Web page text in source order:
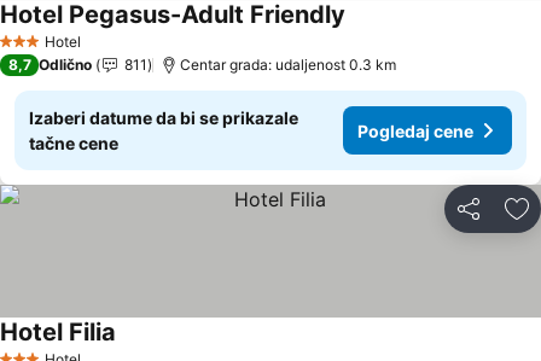
3 Zvezdice
Hotel
Hotel Pegasus-Adult Friendly
8,7 Odlično 811 Centar grada: udaljenost 0.3 km
Izaberi datume da bi se prikazale
tačne cene
Pogledaj cene
Deli
Hotel Filia